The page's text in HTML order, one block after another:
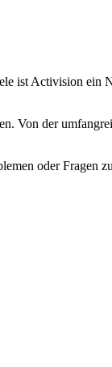
ist Activision ein
Von der
oder Fragen